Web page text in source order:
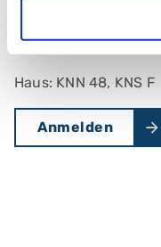
Prof.-Ernst-Nathan-
90419 Nürnberg
Haus: KNN 48, KNS F
Anmelden